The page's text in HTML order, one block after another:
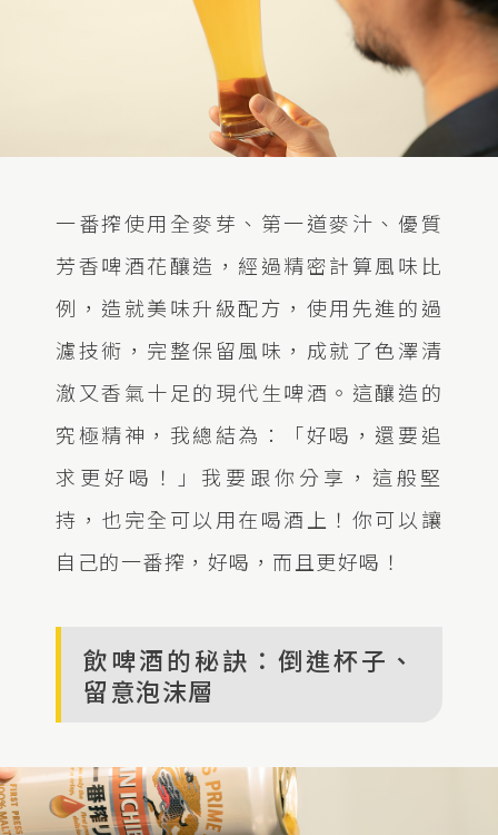
一番搾使用全麥芽、第一道麥汁、優質
芳香啤酒花釀造，經過精密計算風味比
例，造就美味升級配方，使用先進的過
濾技術，完整保留風味，成就了色澤清
澈又香氣十足的現代生啤酒。這釀造的
究極精神，我總結為：「好喝，還要追
求更好喝！」我要跟你分享，這般堅
持，也完全可以用在喝酒上！你可以讓
自己的一番搾，好喝，而且更好喝！
飲啤酒的秘訣：倒進杯子、
留意泡沫層